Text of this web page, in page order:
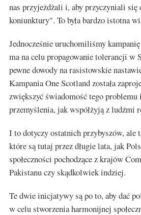
nas przyjeżdżali i, aby przyczyniali się
koniunktury". To była bardzo istotna
Jednocześnie uruchomiliśmy
ma na celu propagowanie tolerancji w
pewne dowody na rasistowskie
Kampania One Scotland została
zwiększyć świadomość tego
przemyślenia, jak współżyją z ludźmi
I to dotyczy ostatnich przybyszów, ale
które są tutaj przez długie lata, jak
społeczności pochodzące z krajów
Pakistanu czy skądkolwiek indziej.
Te dwie inicjatywy są po to, aby dać
w celu stworzenia harmonijnej